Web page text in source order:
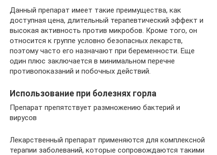
Данный препарат имеет такие преимущества, как
доступная цена, длительный терапевтический эффект и
высокая активность против микробов. Кроме того, он
относится к группе условно безопасных лекарств,
поэтому часто его назначают при беременности. Еще
один плюс заключается в минимальном перечне
противопоказаний и побочных действий.
Использование при болезнях горла
Препарат препятствует размножению бактерий и
вирусов
Лекарственный препарат применяются для комплексной
терапии заболеваний, которые сопровождаются такими